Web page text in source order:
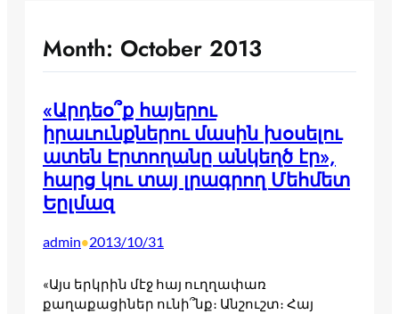
Month: October 2013
«Արդեօ՞ք հայերու
իրաւունքներու մասին խօսելու
ատեն Էրտողանը անկեղծ էր»,
հարց կու տայ լրագրող Մեհմետ
Եըլմազ
admin•2013/10/31
«Այս երկրին մէջ հայ ուղղափառ
քաղաքացիներ ունի՞նք։ Անշուշտ։ Հայ